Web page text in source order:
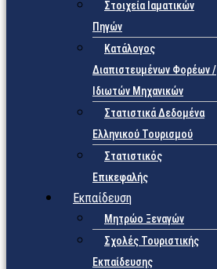
Στοιχεία Ιαματικών
Πηγών
Κατάλογος
Διαπιστευμένων Φορέων /
Ιδιωτών Μηχανικών
Στατιστικά Δεδομένα
Ελληνικού Τουρισμού
Στατιστικός
Επικεφαλής
Εκπαίδευση
Μητρώο Ξεναγών
Σχολές Τουριστικής
Εκπαίδευσης